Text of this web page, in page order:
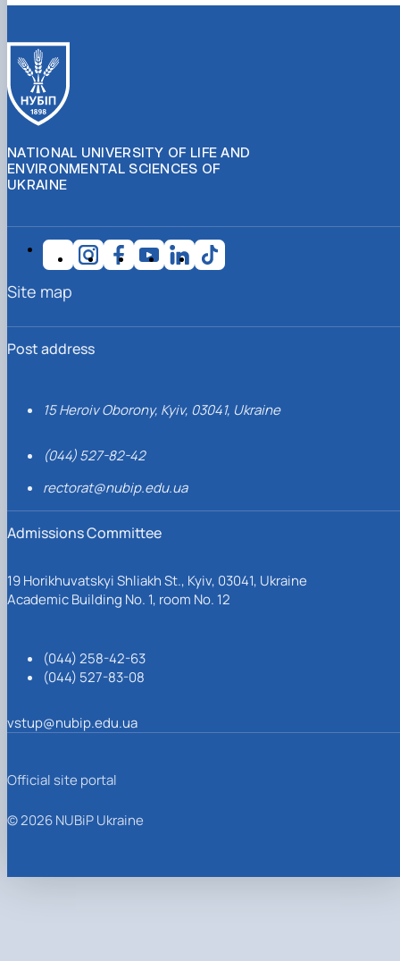
NATIONAL UNIVERSITY OF LIFE AND
ENVIRONMENTAL SCIENCES OF
UKRAINE
Post address
15 Heroiv Oborony, Kyiv, 03041, Ukraine
(044) 527-82-42
rectorat@nubip.edu.ua
Admissions Committee
19 Horikhuvatskyi Shliakh St., Kyiv, 03041, Ukraine
Academic Building No. 1, room No. 12
(044) 258-42-63
(044) 527-83-08
vstup@nubip.edu.ua
Site map
Official site portal
© 2026 NUBiP Ukraine